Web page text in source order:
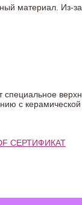
материал. Из-
специальное
с
СЕРТИФИКАТ